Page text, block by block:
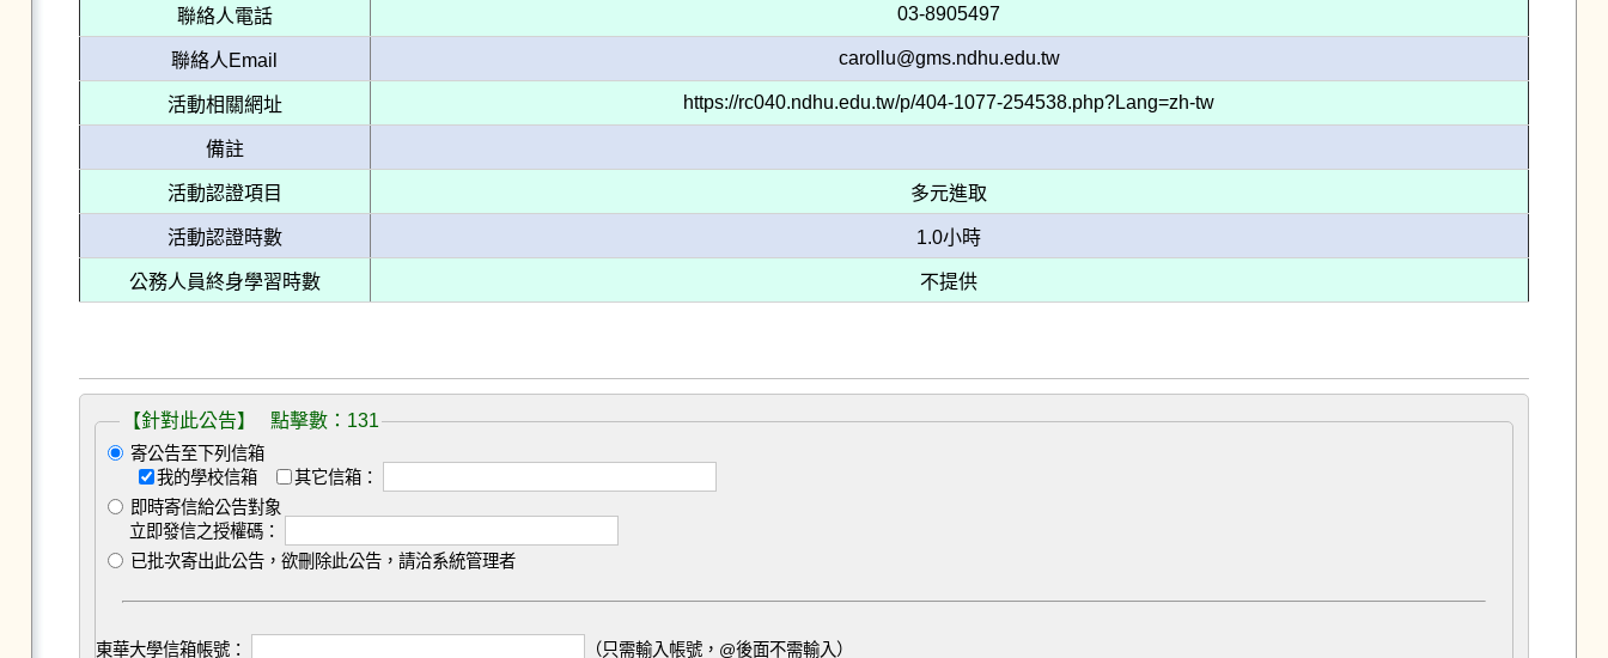
聯絡人電話 03-8905497
聯絡人Email carollu@gms.ndhu.edu.tw
活動相關網址 https://rc040.ndhu.edu.tw/p/404-1077-254538.php?Lang=zh-tw
備註
活動認證項目 多元進取
活動認證時數 1.0小時
公務人員終身學習時數 不提供
【針對此公告】 點擊數：131
寄公告至下列信箱
我的學校信箱
其它信箱：
即時寄信給公告對象
立即發信之授權碼：
已批次寄出此公告，欲刪除此公告，請洽系統管理者
東華大學信箱帳號： （只需輸入帳號，@後面不需輸入）